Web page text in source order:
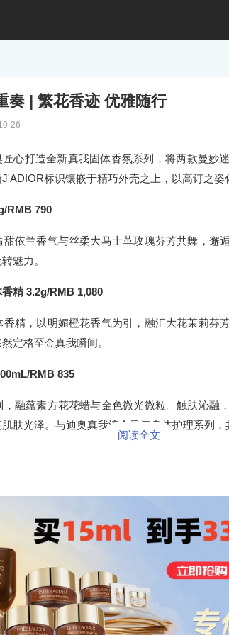
奏 | 繁花香迹 优雅随行
26
匠心打造全新真我固体香氛系列，将两款曼妙
标识镶嵌于精巧外壳之上，以高订之姿
RMB 790
依兰香气与丝柔大马士革玫瑰芬芳共舞，邂
魅力。
精 3.2g/RMB 1,080
精，以明媚橙花香气为引，融汇大花茉莉芬
定格至金真我瞬间。
RMB 835
融蕴素方花花蜡与金色微光微粒。触肤沁融
肤光泽。与迪奥真我流金香氛身体护理系列，
阅读全文